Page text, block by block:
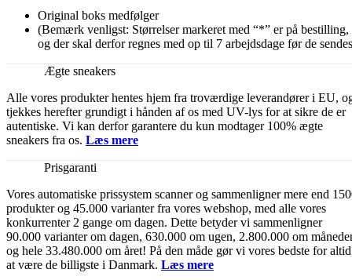
Original boks medfølger
(Bemærk venligst: Størrelser markeret med “*” er på bestilling,
og der skal derfor regnes med op til 7 arbejdsdage før de
Ægte sneakers
Alle vores produkter hentes hjem fra troværdige leverandører i EU,
tjekkes herefter grundigt i hånden af os med UV-lys for at sikre de er
autentiske. Vi kan derfor garantere du kun modtager 100% ægte
sneakers fra os. Læs mere
Prisgaranti
Vores automatiske prissystem scanner og sammenligner mere end
produkter og 45.000 varianter fra vores webshop, med alle vores
konkurrenter 2 gange om dagen. Dette betyder vi sammenligner
90.000 varianter om dagen, 630.000 om ugen, 2.800.000 om
og hele 33.480.000 om året! På den måde gør vi vores bedste for
at være de billigste i Danmark. Læs mere